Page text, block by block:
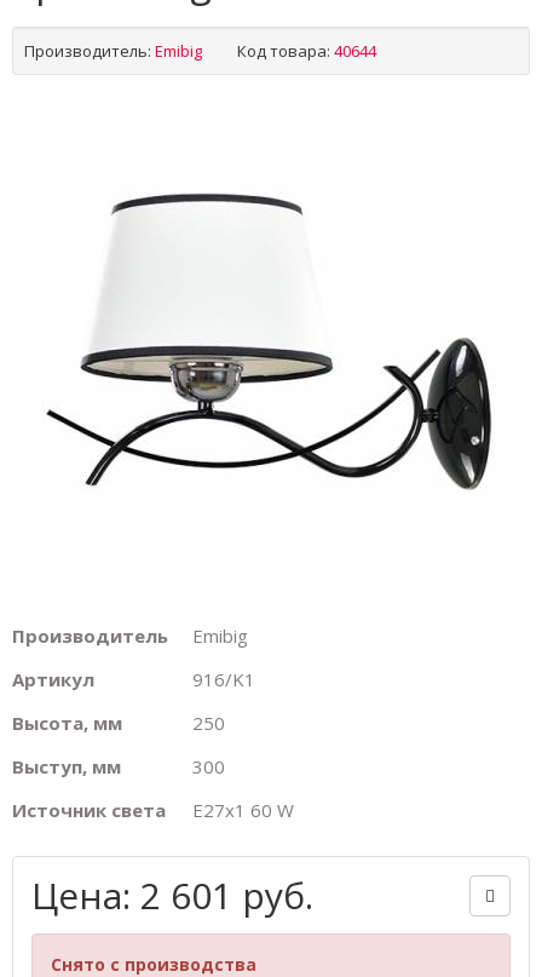
Производитель: Emibig Код товара: 40644
Производитель
Emibig
Артикул
916/K1
Высота, мм
250
Выступ, мм
300
Источник света
E27х1 60 W
Цена: 2 601 руб.
Снято с производства